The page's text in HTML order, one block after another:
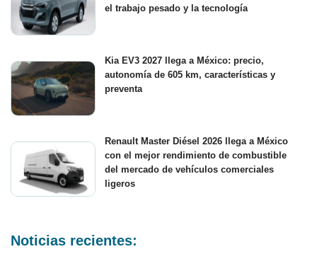
el trabajo pesado y la tecnología
Kia EV3 2027 llega a México: precio,
autonomía de 605 km, características y
preventa
Renault Master Diésel 2026 llega a México
con el mejor rendimiento de combustible
del mercado de vehículos comerciales
ligeros
Noticias recientes: